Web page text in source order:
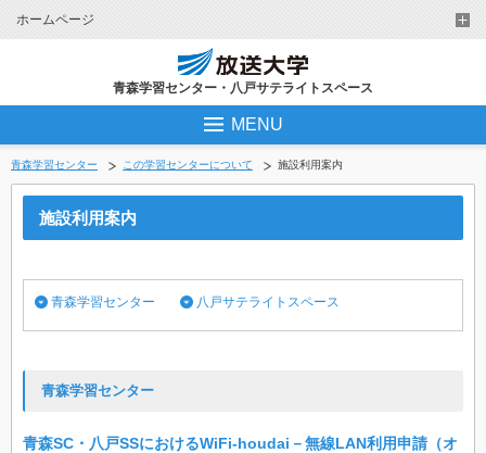
ホームページ
青森学習センター・八戸サテライトスペース
MENU
青森学習センター この学習センターについて 施設利用案内
施設利用案内
青森学習センター 八戸サテライトスペース
青森学習センター
青森SC・八戸SSにおけるWiFi-houdai－無線LAN利用申請（オ